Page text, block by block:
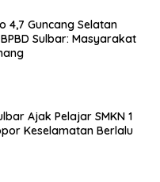
4,7 Guncang Selatan
Sulbar: Masyarakat
Ajak Pelajar SMKN 1
Keselamatan Berlalu